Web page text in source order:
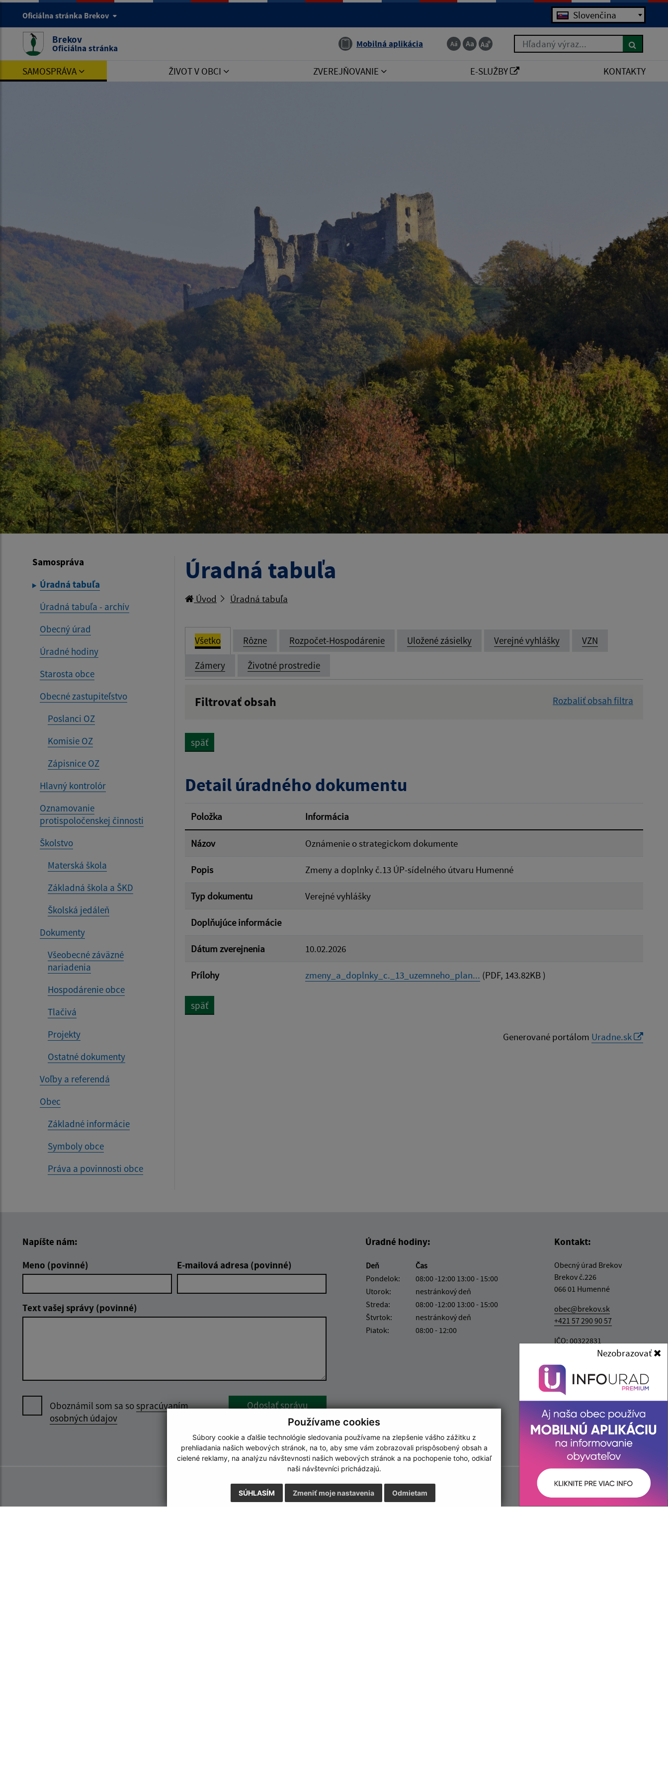
Používame cookies
Súbory cookie a ďalšie technológie sledovania používame na zlepšenie vášho zážitku z
prehliadania našich webových stránok, na to, aby sme vám zobrazovali prispôsobený obsah a
cielené reklamy, na analýzu návštevnosti našich webových stránok a na pochopenie toho, odkiaľ
naši návštevníci prichádzajú.
SÚHLASÍM Odmietam
Zmeniť moje nastavenia
Oficiálna stránka Brekov Slovenčina
Brekov
Oficiálna stránka Mobilná aplikácia Hľadaný výraz...
SAMOSPRÁVA ŽIVOT V OBCI ZVEREJŇOVANIE E-SLUŽBY KONTAKTY
Samospráva
Úradná tabuľa
Úradná tabuľa - archív
Obecný úrad
Úradné hodiny
Starosta obce
Obecné zastupiteľstvo
Poslanci OZ
Komisie OZ
Zápisnice OZ
Hlavný kontrolór
Oznamovanie
protispoločenskej činnosti
Školstvo
Materská škola
Základná škola a ŠKD
Školská jedáleň
Dokumenty
Všeobecné záväzné
nariadenia
Hospodárenie obce
Tlačivá
Projekty
Ostatné dokumenty
Voľby a referendá
Obec
Základné informácie
Symboly obce
Práva a povinnosti obce
Úradná tabuľa
Úvod Úradná tabuľa
Všetko Rôzne Rozpočet-Hospodárenie Uložené zásielky Verejné vyhlášky VZN
Zámery Životné prostredie
Filtrovať obsah Rozbaliť obsah filtra
Filtrovať
späť
Detail úradného dokumentu
Položka Informácia
Názov Oznámenie o strategickom dokumente
Popis Zmeny a doplnky č.13 ÚP-sídelného útvaru Humenné
Typ dokumentu Verejné vyhlášky
Doplňujúce informácie
Dátum zverejnenia 10.02.2026
Prílohy zmeny_a_doplnky_c._13_uzemneho_plan... (PDF, 143.82KB )
späť
Generované portálom Uradne.sk
Napíšte nám:
Meno (povinné)
E-mailová adresa (povinné)
Text vašej správy (povinné)
Oboznámil som sa sospracúvaním
osobných údajov
Odoslať správu
Úradné hodiny:
Deň
Čas
Pondelok:
08:00 -12:00 13:00 - 15:00
Utorok:
nestránkový deň
Streda:
08:00 -12:00 13:00 - 15:00
Štvrtok:
nestránkový deň
Piatok:
08:00 - 12:00
Kontakt:
Obecný úrad Brekov
Brekov č.226
066 01 Humenné
obec@brekov.sk
+421 57 290 90 57
IČO: 00322831
Nezobrazovať